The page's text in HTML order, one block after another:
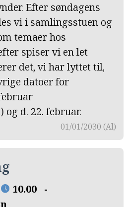
Efter søndagens
vi i samlingsstuen og
temaer hos
spiser vi en let
det, vi har lyttet til,
datoer for
og d. 22. februar.
01/01/2030 (Al)
schedule 10.00 -